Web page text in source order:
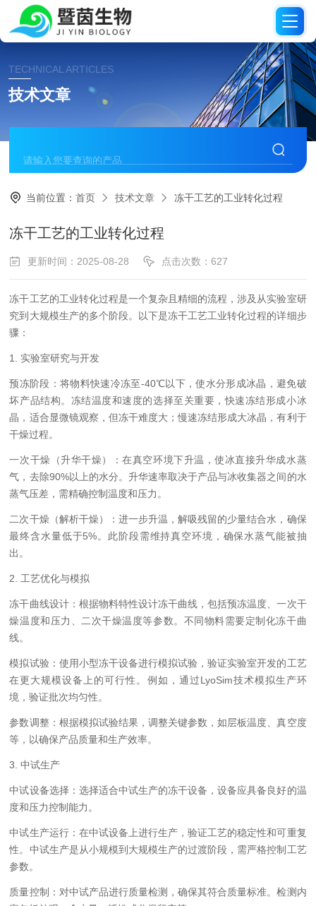
TECHNICAL ARTICLES
技术文章
当前位置：首页 技术文章 冻干工艺的工业转化过程
冻干工艺的工业转化过程
更新时间：2025-08-28 点击次数：627
冻干工艺的工业转化过程是一个复杂且精细的流程，涉及从实验室研
究到大规模生产的多个阶段。以下是冻干工艺工业转化过程的详细步
骤：
1. 实验室研究与开发
预冻阶段：将物料快速冷冻至-40℃以下，使水分形成冰晶，避免破
坏产品结构。冻结温度和速度的选择至关重要，快速冻结形成小冰
晶，适合显微镜观察，但冻干难度大；慢速冻结形成大冰晶，有利于
干燥过程。
一次干燥（升华干燥）：在真空环境下升温，使冰直接升华成水蒸
气，去除90%以上的水分。升华速率取决于产品与冰收集器之间的水
蒸气压差，需精确控制温度和压力。
二次干燥（解析干燥）：进一步升温，解吸残留的少量结合水，确保
最终含水量低于5%。此阶段需维持真空环境，确保水蒸气能被抽
出。
2. 工艺优化与模拟
冻干曲线设计：根据物料特性设计冻干曲线，包括预冻温度、一次干
燥温度和压力、二次干燥温度等参数。不同物料需要定制化冻干曲
线。
模拟试验：使用小型冻干设备进行模拟试验，验证实验室开发的工艺
在更大规模设备上的可行性。例如，通过LyoSim技术模拟生产环
境，验证批次均匀性。
参数调整：根据模拟试验结果，调整关键参数，如层板温度、真空度
等，以确保产品质量和生产效率。
3. 中试生产
中试设备选择：选择适合中试生产的冻干设备，设备应具备良好的温
度和压力控制能力。
中试生产运行：在中试设备上进行生产，验证工艺的稳定性和可重复
性。中试生产是从小规模到大规模生产的过渡阶段，需严格控制工艺
参数。
质量控制：对中试产品进行质量检测，确保其符合质量标准。检测内